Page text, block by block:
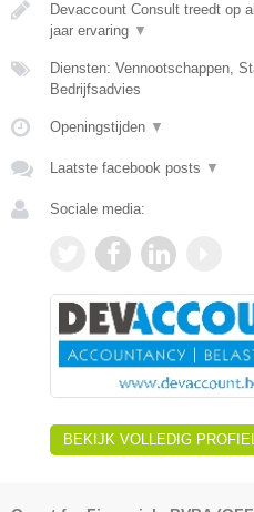
Devaccount Consult treedt op
jaar ervaring ▼
Diensten: Vennootschappen,
Bedrijfsadvies
Openingstijden ▼
Laatste facebook posts ▼
Sociale media:
BEKIJK VOLLEDIG